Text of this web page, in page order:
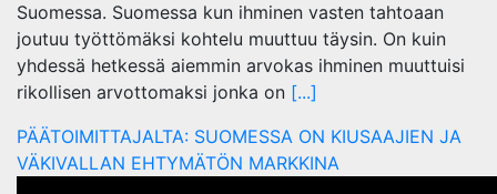
Suomessa. Suomessa kun ihminen vasten tahtoaan
joutuu työttömäksi kohtelu muuttuu täysin. On kuin
yhdessä hetkessä aiemmin arvokas ihminen muuttuisi
rikollisen arvottomaksi jonka on [...]
PÄÄTOIMITTAJALTA: SUOMESSA ON KIUSAAJIEN JA
VÄKIVALLAN EHTYMÄTÖN MARKKINA